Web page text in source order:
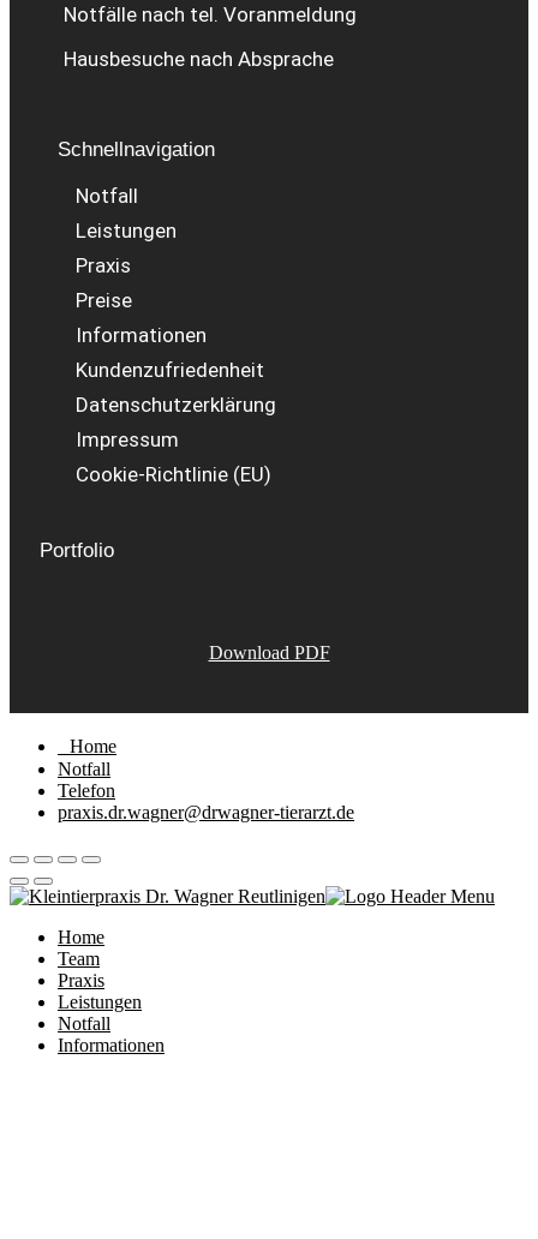
Notfälle nach tel. Voranmeldung
Hausbesuche nach Absprache
Schnellnavigation
Notfall
Leistungen
Praxis
Preise
Informationen
Kundenzufriedenheit
Datenschutzerklärung
Impressum
Cookie-Richtlinie (EU)
Portfolio
Download PDF
Home
Notfall
Telefon
praxis.dr.wagner@drwagner-tierarzt.de
Home
Team
Praxis
Leistungen
Notfall
Informationen